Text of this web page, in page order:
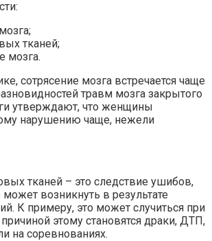
тканей;
мозга.
сотрясение мозга встречается чаще
травм мозга закрытого
утверждают, что женщины
нарушению чаще, нежели
тканей – это следствие ушибов,
возникнуть в результате
К примеру, это может случиться при
этому становятся драки, ДТП,
на соревнованиях.